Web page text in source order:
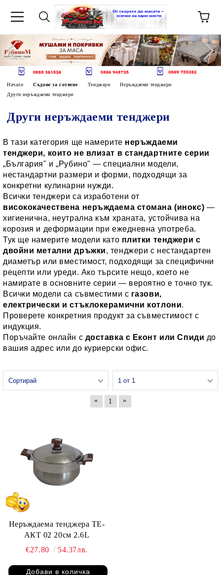
Начало Съдове за готвене Тенджери
Неръждаеми тенджери
Други неръждаеми тенджери
Други неръждаеми тенджери
В тази категория ще намерите неръждаеми
тенджери, които не влизат в стандартните серии
„България" и „Рубино" — специални модели,
нестандартни размери и форми, подходящи за
конкретни кулинарни нужди.
Всички тенджери са изработени от
висококачествена неръждаема стомана (инокс) —
хигиенична, неутрална към храната, устойчива на
корозия и деформации при ежедневна употреба.
Тук ще намерите модели като плитки тенджери с
двойни метални дръжки, тенджери с нестандартен
диаметър или вместимост, подходящи за специфични
рецепти или уреди. Ако търсите нещо, което не
намирате в основните серии — вероятно е точно тук.
Всички модели са съвместими с газови,
електрически и стъклокерамични котлони.
Проверете конкретния продукт за съвместимост с
индукция.
Поръчайте онлайн с доставка с Еконт или Спиди до
вашия адрес или до куриерски офис.
« 1 »
Неръждаема тенджера ТЕ-
АКТ 02 20см 2.6L
€27.80
54.37лв.